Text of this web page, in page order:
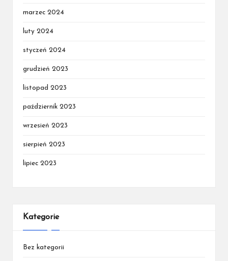
marzec 2024
luty 2024
styczeń 2024
grudzień 2023
listopad 2023
październik 2023
wrzesień 2023
sierpień 2023
lipiec 2023
Kategorie
Bez kategorii